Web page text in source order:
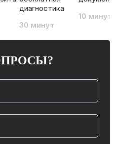
диагностика
30 минут
10 минут